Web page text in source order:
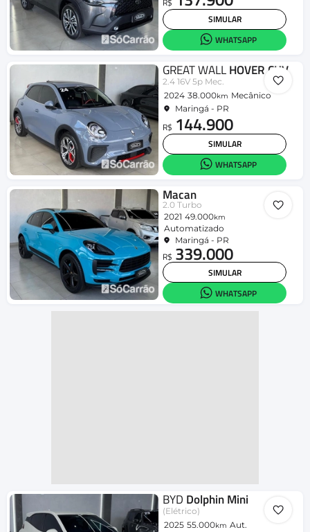
SIMULAR
WHATSAPP
GREAT WALLHOVER CUV
2.4 16V 5p Mec.
2024 38.000km Mecânico
Maringá - PR
R$ 144.900
SIMULAR
WHATSAPP
Macan
2.0 Turbo
2021 49.000km
Automatizado
Maringá - PR
R$ 339.000
SIMULAR
WHATSAPP
BYD Dolphin Mini
(Elétrico)
2025 55.000km Aut.